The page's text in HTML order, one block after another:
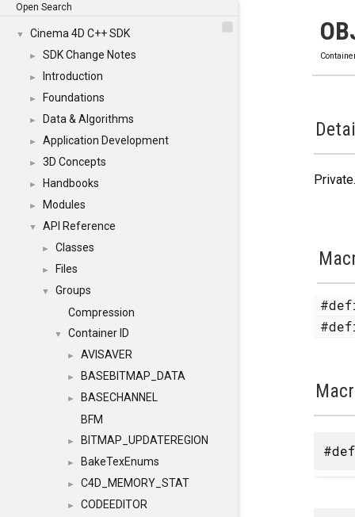
Open Search
▼ Cinema 4D C++ SDK
► SDK Change Notes
► Introduction
► Foundations
► Data & Algorithms
► Application Development
► 3D Concepts
► Handbooks
► Modules
▼ API Reference
► Classes
► Files
▼
Groups
Compression
▼ Container ID
► AVISAVER
► BASEBITMAP_DATA
►
BASECHANNEL
BFM
► BITMAP_UPDATEREGION
► BakeTexEnums
► C4D_MEMORY_STAT
► CODEEDITOR
Private